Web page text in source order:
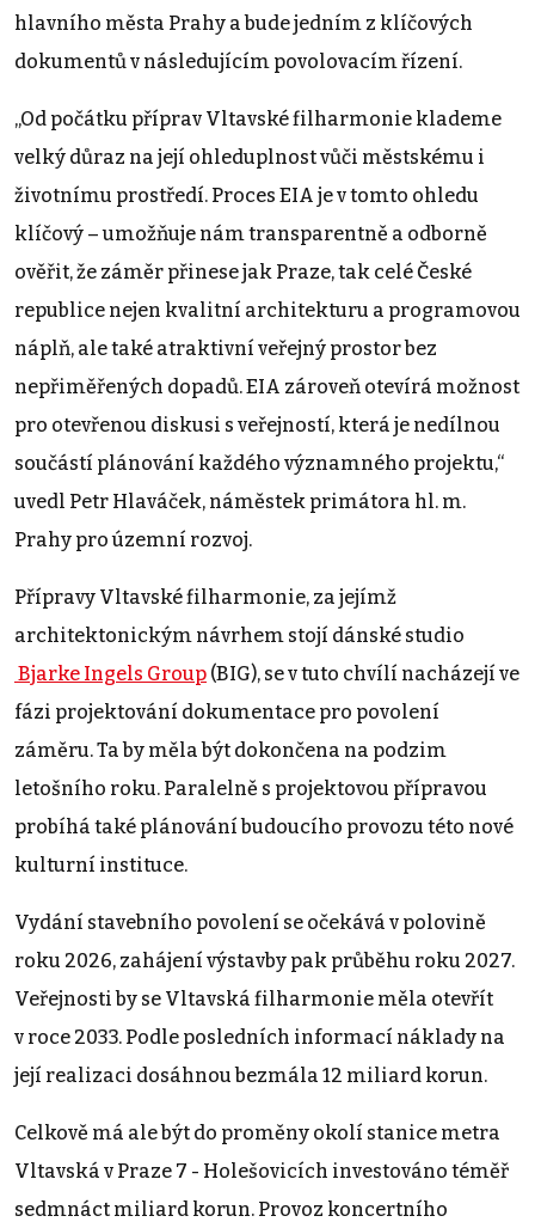
hlavního města Prahy a bude jedním z klíčových
dokumentů v následujícím povolovacím řízení.
„Od počátku příprav Vltavské filharmonie klademe
velký důraz na její ohleduplnost vůči městskému i
životnímu prostředí. Proces EIA je v tomto ohledu
klíčový – umožňuje nám transparentně a odborně
ověřit, že záměr přinese jak Praze, tak celé České
republice nejen kvalitní architekturu a programovou
náplň, ale také atraktivní veřejný prostor bez
nepřiměřených dopadů. EIA zároveň otevírá možnost
pro otevřenou diskusi s veřejností, která je nedílnou
součástí plánování každého významného projektu,“
uvedl Petr Hlaváček, náměstek primátora hl. m.
Prahy pro územní rozvoj.
Přípravy Vltavské filharmonie, za jejímž
architektonickým návrhem stojí dánské studio
Bjarke Ingels Group (BIG), se v tuto chvílí nacházejí ve
fázi projektování dokumentace pro povolení
záměru. Ta by měla být dokončena na podzim
letošního roku. Paralelně s projektovou přípravou
probíhá také plánování budoucího provozu této nové
kulturní instituce.
Vydání stavebního povolení se očekává v polovině
roku 2026, zahájení výstavby pak průběhu roku 2027.
Veřejnosti by se Vltavská filharmonie měla otevřít
v roce 2033. Podle posledních informací náklady na
její realizaci dosáhnou bezmála 12 miliard korun.
Celkově má ale být do proměny okolí stanice metra
Vltavská v Praze 7 - Holešovicích investováno téměř
sedmnáct miliard korun. Provoz koncertního